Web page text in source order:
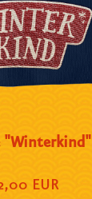
"Winterkind"
EUR